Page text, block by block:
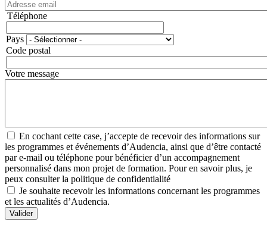
Téléphone
Adresse
Pays
Code postal
Votre message
En cochant cette case, j’accepte de recevoir des informations sur
les programmes et événements d’Audencia, ainsi que d’être contacté
par e-mail ou téléphone pour bénéficier d’un accompagnement
personnalisé dans mon projet de formation. Pour en savoir plus, je
peux consulter la politique de confidentialité
Je souhaite recevoir les informations concernant les programmes
et les actualités d’Audencia.
Valider